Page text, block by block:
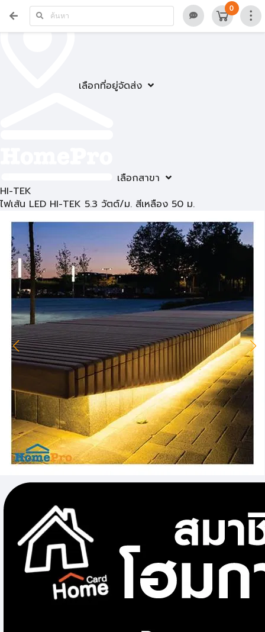
เลือกที่อยู่จัดส่ง
เลือกสาขา
0
HI-TEK
ไฟเส้น LED HI-TEK 5.3 วัตต์/ม. สีเหลือง 50 ม.